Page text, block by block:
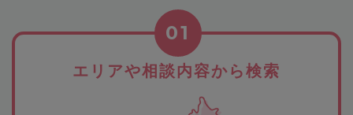
エリアや相談内容から検索
01